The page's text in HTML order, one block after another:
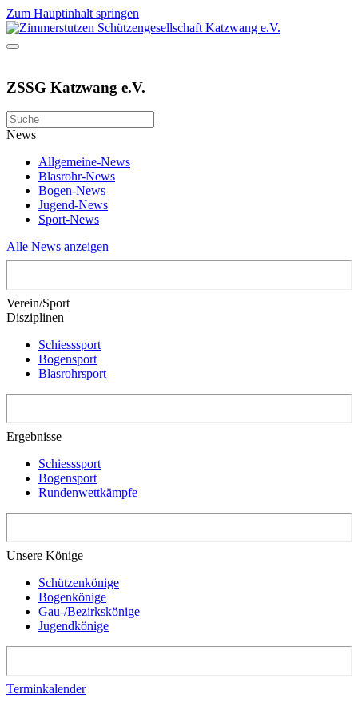
Zum Hauptinhalt springen
ZSSG Katzwang e.V.
News
Allgemeine-News
Blasrohr-News
Bogen-News
Jugend-News
Sport-News
Alle News anzeigen
Verein/Sport
Disziplinen
Schiesssport
Bogensport
Blasrohrsport
Ergebnisse
Schiesssport
Bogensport
Rundenwettkämpfe
Unsere Könige
Schützenkönige
Bogenkönige
Gau-/Bezirkskönige
Jugendkönige
Terminkalender